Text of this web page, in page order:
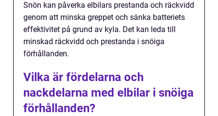
Snön kan påverka elbilars prestanda och räckvidd
genom att minska greppet och sänka batteriets
effektivitet på grund av kyla. Det kan leda till
minskad räckvidd och prestanda i snöiga
förhållanden.
Vilka är fördelarna och
nackdelarna med elbilar i snöiga
förhållanden?